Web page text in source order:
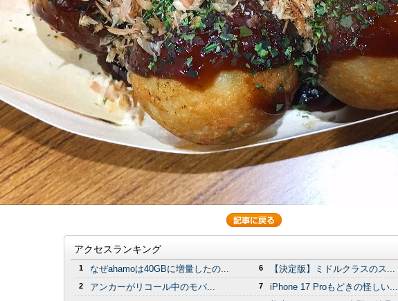
アクセスランキング
1 なぜahamoは40GBに増量したの...
2 アンカーがリコール中のモバ...
6 【決定版】ミドルクラスのス...
7 iPhone 17 Proもどきの怪しい...